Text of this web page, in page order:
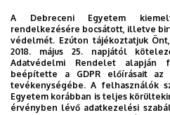
A Debreceni Egyetem
rendelkezésére bocsátott, illetve
védelmét. Ezúton tájékoztatjuk
2018. május 25. napjától
Adatvédelmi Rendelet alapján
beépítette a GDPR előírásait az
tevékenységébe. A felhasználók
Egyetem korábban is teljes
érvényben lévő adatkezelési
Oldalmenü
KK
Angol
Oldalmenü
KK
Német
Elérhetőségek:
Helye:Debreceni
Arc-, Állcsont- és
Arc-, Állcsont- és
Osztály